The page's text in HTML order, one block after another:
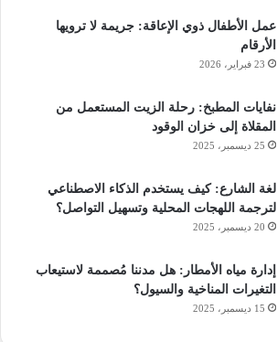
عمل الأطفال ذوي الإعاقة: جريمة لا ترويها
الأرقام
23 فبراير، 2026
نفايات المطبخ: رحلة الزيت المستعمل من
المقلاة إلى خزان الوقود
25 ديسمبر، 2025
لغة الشارع: كيف يستخدم الذكاء الاصطناعي
لترجمة اللهجات المحلية وتسهيل التواصل؟
20 ديسمبر، 2025
إدارة مياه الأمطار: هل مدننا مُصممة لاستيعاب
التغيرات المناخية والسيول؟
15 ديسمبر، 2025